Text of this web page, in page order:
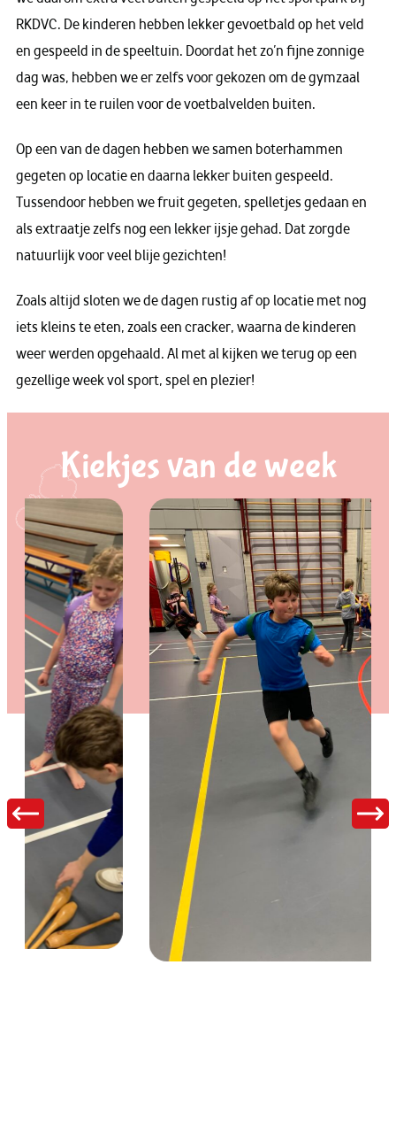
RKDVC. De kinderen hebben lekker gevoetbald op het veld
en gespeeld in de speeltuin. Doordat het zo’n fijne zonnige
dag was, hebben we er zelfs voor gekozen om de gymzaal
een keer in te ruilen voor de voetbalvelden buiten.
Op een van de dagen hebben we samen boterhammen
gegeten op locatie en daarna lekker buiten gespeeld.
Tussendoor hebben we fruit gegeten, spelletjes gedaan en
als extraatje zelfs nog een lekker ijsje gehad. Dat zorgde
natuurlijk voor veel blije gezichten!
Zoals altijd sloten we de dagen rustig af op locatie met nog
iets kleins te eten, zoals een cracker, waarna de kinderen
weer werden opgehaald. Al met al kijken we terug op een
gezellige week vol sport, spel en plezier!
Kiekjes van de week